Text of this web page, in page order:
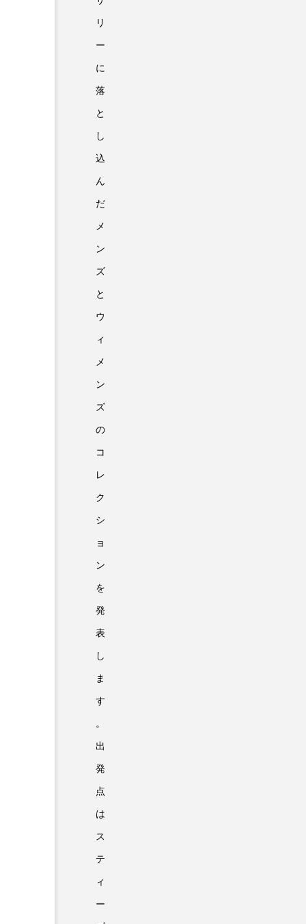
リ
ー
に
落
と
し
込
ん
だ
メ
ン
ズ
と
ウ
ィ
メ
ン
ズ
の
コ
レ
ク
シ
ョ
ン
を
発
表
し
ま
す
。
出
発
点
は
ス
テ
ィ
ー